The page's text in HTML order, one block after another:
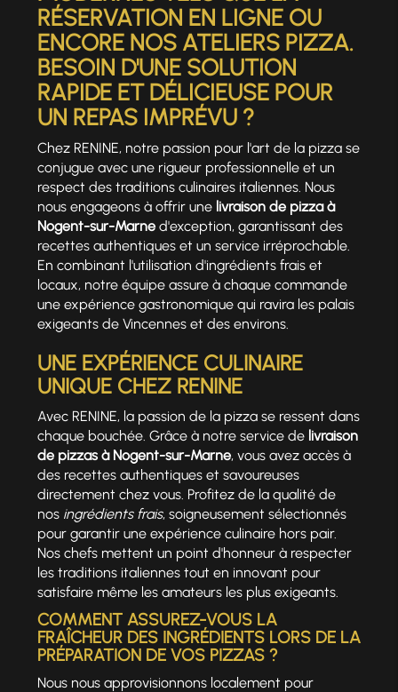
RÉSERVATION EN LIGNE OU
ENCORE NOS ATELIERS PIZZA.
BESOIN D'UNE SOLUTION
RAPIDE ET DÉLICIEUSE POUR
UN REPAS IMPRÉVU ?
Chez RENINE, notre passion pour l'art de la pizza se
conjugue avec une rigueur professionnelle et un
respect des traditions culinaires italiennes. Nous
nous engageons à offrir une livraison de pizza à
Nogent-sur-Marned'exception, garantissant des
recettes authentiques et un service irréprochable.
En combinant l'utilisation d'ingrédients frais et
locaux, notre équipe assure à chaque commande
une expérience gastronomique qui ravira les palais
exigeants de Vincennes et des environs.
UNE EXPÉRIENCE CULINAIRE
UNIQUE CHEZ RENINE
Avec RENINE, la passion de la pizza se ressent dans
chaque bouchée. Grâce à notre service de livraison
de pizzas à Nogent-sur-Marne, vous avez accès à
des recettes authentiques et savoureuses
directement chez vous. Profitez de la qualité de
nos ingrédients frais, soigneusement sélectionnés
pour garantir une expérience culinaire hors pair.
Nos chefs mettent un point d'honneur à respecter
les traditions italiennes tout en innovant pour
satisfaire même les amateurs les plus exigeants.
COMMENT ASSUREZ-VOUS LA
FRAÎCHEUR DES INGRÉDIENTS LORS DE LA
PRÉPARATION DE VOS PIZZAS ?
Nous nous approvisionnons localement pour